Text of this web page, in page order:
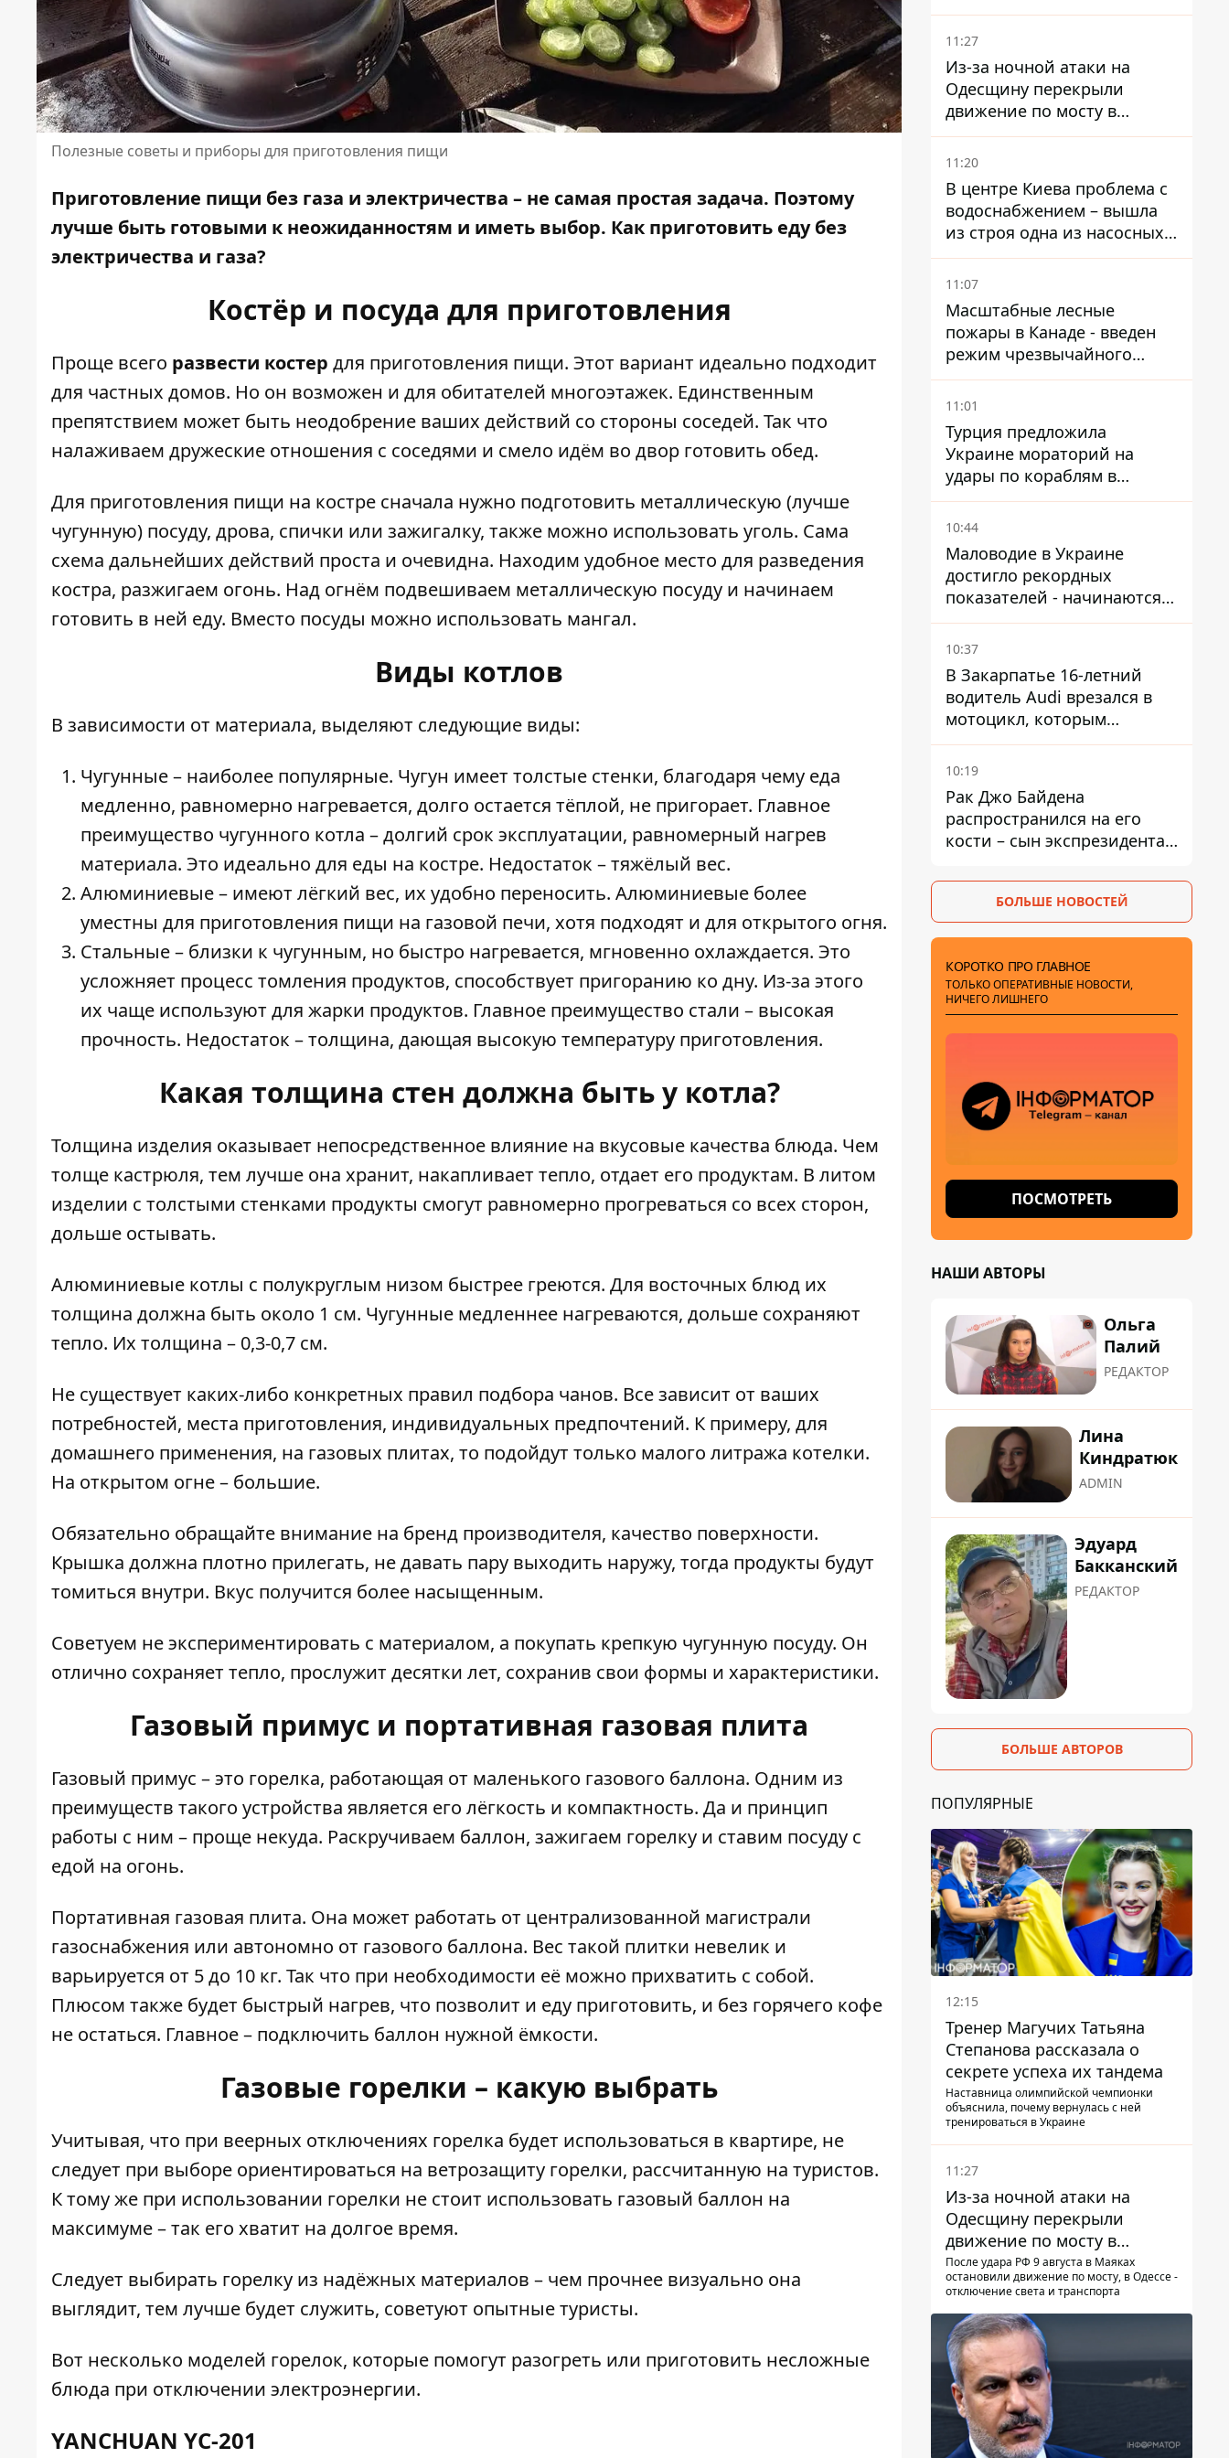
Полезные советы и приборы для приготовления пищи
Приготовление пищи без газа и электричества – не самая простая задача. Поэтому
лучше быть готовыми к неожиданностям и иметь выбор. Как приготовить еду без
электричества и газа?
Костёр и посуда для приготовления
Проще всего развести костер для приготовления пищи. Этот вариант идеально подходит
для частных домов. Но он возможен и для обитателей многоэтажек. Единственным
препятствием может быть неодобрение ваших действий со стороны соседей. Так что
налаживаем дружеские отношения с соседями и смело идём во двор готовить обед.
Для приготовления пищи на костре сначала нужно подготовить металлическую (лучше
чугунную) посуду, дрова, спички или зажигалку, также можно использовать уголь. Сама
схема дальнейших действий проста и очевидна. Находим удобное место для разведения
костра, разжигаем огонь. Над огнём подвешиваем металлическую посуду и начинаем
готовить в ней еду. Вместо посуды можно использовать мангал.
Виды котлов
В зависимости от материала, выделяют следующие виды:
Чугунные – наиболее популярные. Чугун имеет толстые стенки, благодаря чему еда
медленно, равномерно нагревается, долго остается тёплой, не пригорает. Главное
преимущество чугунного котла – долгий срок эксплуатации, равномерный нагрев
материала. Это идеально для еды на костре. Недостаток – тяжёлый вес.
Алюминиевые – имеют лёгкий вес, их удобно переносить. Алюминиевые более
уместны для приготовления пищи на газовой печи, хотя подходят и для открытого огня.
Стальные – близки к чугунным, но быстро нагревается, мгновенно охлаждается. Это
усложняет процесс томления продуктов, способствует пригоранию ко дну. Из-за этого
их чаще используют для жарки продуктов. Главное преимущество стали – высокая
прочность. Недостаток – толщина, дающая высокую температуру приготовления.
Какая толщина стен должна быть у котла?
Толщина изделия оказывает непосредственное влияние на вкусовые качества блюда. Чем
толще кастрюля, тем лучше она хранит, накапливает тепло, отдает его продуктам. В литом
изделии с толстыми стенками продукты смогут равномерно прогреваться со всех сторон,
дольше остывать.
Алюминиевые котлы с полукруглым низом быстрее греются. Для восточных блюд их
толщина должна быть около 1 см. Чугунные медленнее нагреваются, дольше сохраняют
тепло. Их толщина – 0,3-0,7 см.
Не существует каких-либо конкретных правил подбора чанов. Все зависит от ваших
потребностей, места приготовления, индивидуальных предпочтений. К примеру, для
домашнего применения, на газовых плитах, то подойдут только малого литража котелки.
На открытом огне – большие.
Обязательно обращайте внимание на бренд производителя, качество поверхности.
Крышка должна плотно прилегать, не давать пару выходить наружу, тогда продукты будут
томиться внутри. Вкус получится более насыщенным.
Советуем не экспериментировать с материалом, а покупать крепкую чугунную посуду. Он
отлично сохраняет тепло, прослужит десятки лет, сохранив свои формы и характеристики.
Газовый примус и портативная газовая плита
Газовый примус – это горелка, работающая от маленького газового баллона. Одним из
преимуществ такого устройства является его лёгкость и компактность. Да и принцип
работы с ним – проще некуда. Раскручиваем баллон, зажигаем горелку и ставим посуду с
едой на огонь.
Портативная газовая плита. Она может работать от централизованной магистрали
газоснабжения или автономно от газового баллона. Вес такой плитки невелик и
варьируется от 5 до 10 кг. Так что при необходимости её можно прихватить с собой.
Плюсом также будет быстрый нагрев, что позволит и еду приготовить, и без горячего кофе
не остаться. Главное – подключить баллон нужной ёмкости.
Газовые горелки – какую выбрать
Учитывая, что при веерных отключениях горелка будет использоваться в квартире, не
следует при выборе ориентироваться на ветрозащиту горелки, рассчитанную на туристов.
К тому же при использовании горелки не стоит использовать газовый баллон на
максимуме – так его хватит на долгое время.
Следует выбирать горелку из надёжных материалов – чем прочнее визуально она
выглядит, тем лучше будет служить, советуют опытные туристы.
Вот несколько моделей горелок, которые помогут разогреть или приготовить несложные
блюда при отключении электроэнергии.
YANCHUAN YC-201
11:27
Из-за ночной атаки на
Одесщину перекрыли
движение по мосту в
Маяках - подробности от
ГНСУ
11:20
В центре Киева проблема с
водоснабжением – вышла
из строя одна из насосных
станций
11:07
Масштабные лесные
пожары в Канаде - введен
режим чрезвычайного
положения, выехали более
20 тысяч человек
11:01
Турция предложила
Украине мораторий на
удары по кораблям в
Черном море
10:44
Маловодие в Украине
достигло рекордных
показателей - начинаются
ограничения
водоснабжения
10:37
В Закарпатье 16-летний
водитель Audi врезался в
мотоцикл, которым
управлял 10-летний
мальчик
10:19
Рак Джо Байдена
распространился на его
кости – сын экспрезидента
отца прогрессирует
БОЛЬШЕ НОВОСТЕЙ
КОРОТКО ПРО ГЛАВНОЕ
ТОЛЬКО ОПЕРАТИВНЫЕ НОВОСТИ,
НИЧЕГО ЛИШНЕГО
ПОСМОТРЕТЬ
НАШИ АВТОРЫ
Ольга
Палий
РЕДАКТОР
Лина
Киндратюк
ADMIN
Эдуард
Бакканский
РЕДАКТОР
БОЛЬШЕ АВТОРОВ
ПОПУЛЯРНЫЕ
12:15
Тренер Магучих Татьяна
Степанова рассказала о
секрете успеха их тандема
Наставница олимпийской чемпионки
объяснила, почему вернулась с ней
тренироваться в Украине
11:27
Из-за ночной атаки на
Одесщину перекрыли
движение по мосту в
Маяках - подробности от
ГНСУ
После удара РФ 9 августа в Маяках
остановили движение по мосту, в Одессе -
отключение света и транспорта